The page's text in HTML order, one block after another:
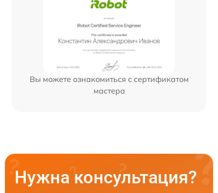
Вы можете ознакомиться с сертификатом
мастера
Нужна консультация?